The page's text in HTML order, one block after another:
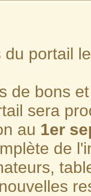
portail
de bons
sera
au 1er
de